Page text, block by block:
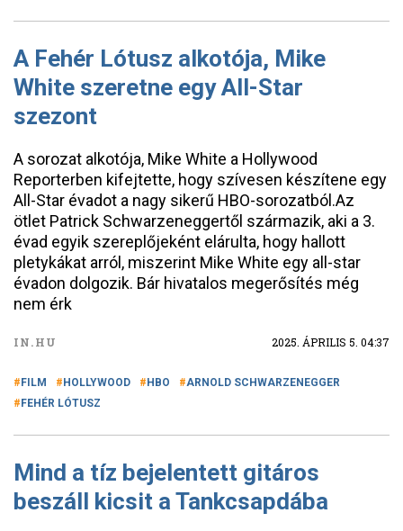
A Fehér Lótusz alkotója, Mike
White szeretne egy All-Star
szezont
A sorozat alkotója, Mike White a Hollywood
Reporterben kifejtette, hogy szívesen készítene egy
All-Star évadot a nagy sikerű HBO-sorozatból.Az
ötlet Patrick Schwarzeneggertől származik, aki a 3.
évad egyik szereplőjeként elárulta, hogy hallott
pletykákat arról, miszerint Mike White egy all-star
évadon dolgozik. Bár hivatalos megerősítés még
nem érk
IN.HU 2025. ÁPRILIS 5. 04:37
FILM HOLLYWOOD HBO
ARNOLD SCHWARZENEGGER
FEHÉR LÓTUSZ
Mind a tíz bejelentett gitáros
beszáll kicsit a Tankcsapdába